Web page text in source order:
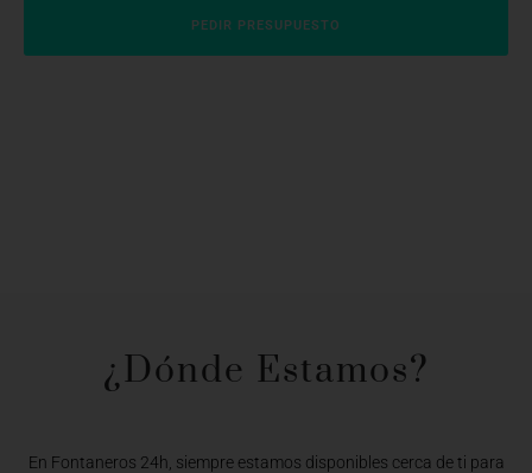
PEDIR PRESUPUESTO
¿Dónde Estamos?​
En Fontaneros 24h, siempre estamos disponibles cerca de ti para